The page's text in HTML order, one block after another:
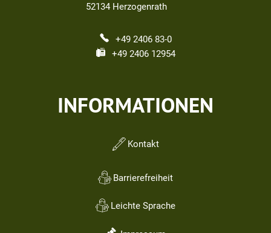
52134 Herzogenrath
+49 2406 83-0
+49 2406 12954
INFORMATIONEN
Kontakt
Barrierefreiheit
Leichte Sprache